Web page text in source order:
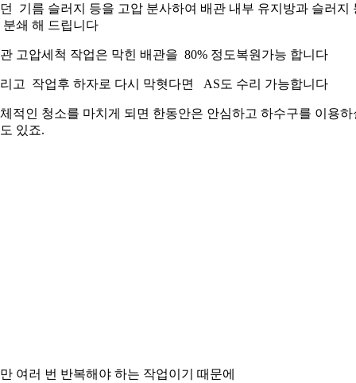
기름 슬러지 등을 고압 분사하여 배관 내부 유지방과 슬러지
분쇄 해 드립니다
고압세척 작업은 막힌 배관을 80% 정도복원가능 합니다
고 작업후 하자로 다시 막혓다면 AS도 수리 가능합니다
적인 청소를 마치게 되면 한동안은 안심하고 하수구를 이용하
있죠.
여러 번 반복해야 하는 작업이기 때문에